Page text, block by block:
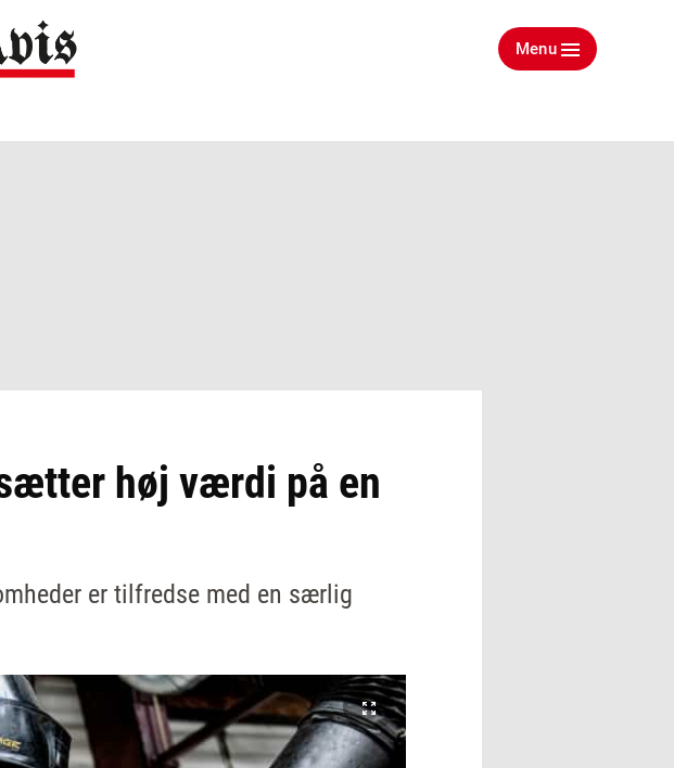
Menu
høj værdi på en
er tilfredse med en særlig